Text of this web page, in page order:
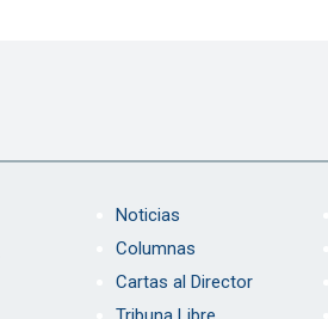
Noticias
Columnas
Cartas al Director